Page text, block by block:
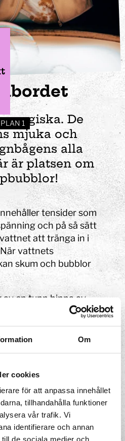
Om
cookies
för att anpassa innehållet
tillhandahålla funktioner
vår trafik. Vi
identifierare och annan
de sociala medier och
PLAN 1
magiska. De
mjuka och
alla
är platsen om
tensider som
och på så sätt
att tränga in i
vattnets
skum och bubblor
en tunn hinna av
Hinnan är
igenom det
träffar den, men en
består av – och
framträder.
hemma? Här är